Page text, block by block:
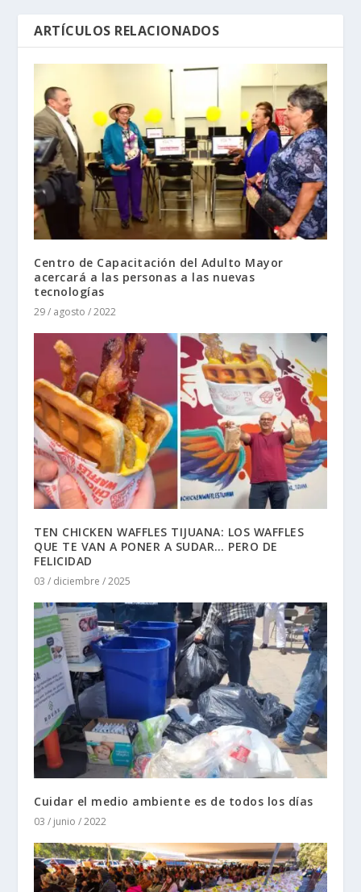
ARTÍCULOS RELACIONADOS
Centro de Capacitación del Adulto Mayor
acercará a las personas a las nuevas
tecnologías
29 / agosto / 2022
TEN CHICKEN WAFFLES TIJUANA: LOS WAFFLES
QUE TE VAN A PONER A SUDAR… PERO DE
FELICIDAD
03 / diciembre / 2025
Cuidar el medio ambiente es de todos los días
03 / junio / 2022